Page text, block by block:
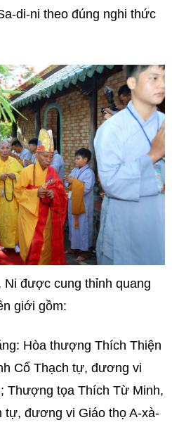
di-ni theo đúng nghi thức
được cung thỉnh quang
giới gồm:
Hòa thượng Thích Thiện
Cổ Thạch tự, đương vi
Thượng tọa Thích Từ Minh,
tự, đương vi Giáo thọ A-xà-